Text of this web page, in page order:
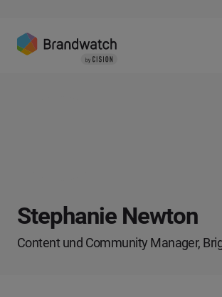
Stephanie Newton
Content und Community Manager,